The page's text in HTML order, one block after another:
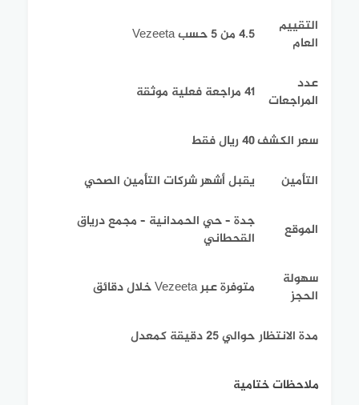
التقييم
العام
4.5 من 5 حسب Vezeeta
عدد
المراجعات
41 مراجعة فعلية موثقة
سعر الكشف40 ريال فقط
التأمين
يقبل أشهر شركات التأمين الصحي
الموقع
جدة – حي الحمدانية – مجمع درياق
القحطاني
سهولة
الحجز
متوفرة عبر Vezeeta خلال دقائق
مدة الانتظار حوالي 25 دقيقة كمعدل
ملاحظات ختامية